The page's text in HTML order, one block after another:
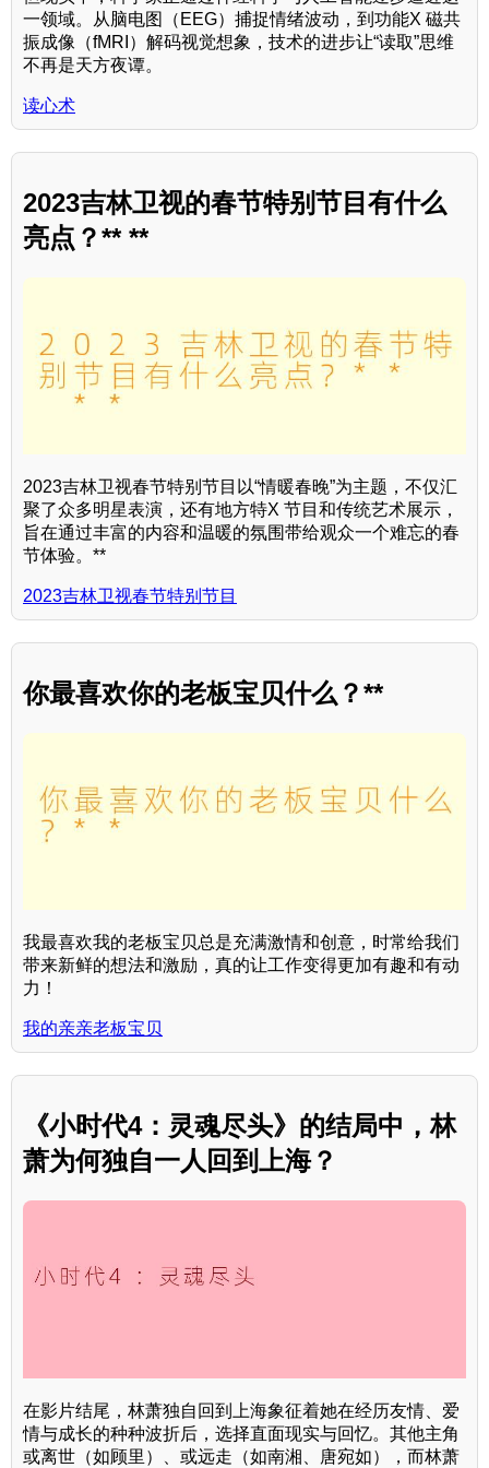
一领域。从脑电图（EEG）捕捉情绪波动，到功能X 磁共
振成像（fMRI）解码视觉想象，技术的进步让“读取”思维
不再是天方夜谭。
读心术
2023吉林卫视的春节特别节目有什么
亮点？** **
2023吉林卫视春节特别节目以“情暖春晚”为主题，不仅汇
聚了众多明星表演，还有地方特X 节目和传统艺术展示，
旨在通过丰富的内容和温暖的氛围带给观众一个难忘的春
节体验。**
2023吉林卫视春节特别节目
你最喜欢你的老板宝贝什么？**
我最喜欢我的老板宝贝总是充满激情和创意，时常给我们
带来新鲜的想法和激励，真的让工作变得更加有趣和有动
力！
我的亲亲老板宝贝
《小时代4：灵魂尽头》的结局中，林
萧为何独自一人回到上海？
在影片结尾，林萧独自回到上海象征着她在经历友情、爱
情与成长的种种波折后，选择直面现实与回忆。其他主角
或离世（如顾里）、或远走（如南湘、唐宛如），而林萧